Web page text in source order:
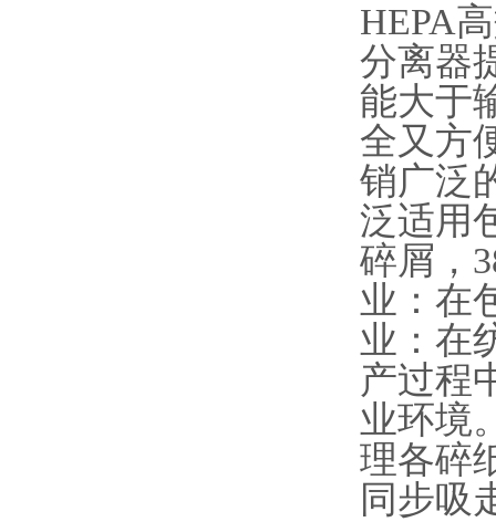
HEPA
分离器
能大于
全又方
销广泛
泛适用
碎屑，
业：在
业：在
产过程
业环境
理各碎
同步吸